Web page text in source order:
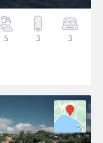
5 3 3